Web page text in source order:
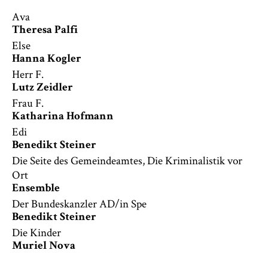
Ava
Theresa Palfi
Else
Hanna Kogler
Herr F.
Lutz Zeidler
Frau F.
Katharina Hofmann
Edi
Benedikt Steiner
Die Seite des Gemeindeamtes, Die Kriminalistik vor
Ort
Ensemble
Der Bundeskanzler AD/in Spe
Benedikt Steiner
Die Kinder
Muriel Nova